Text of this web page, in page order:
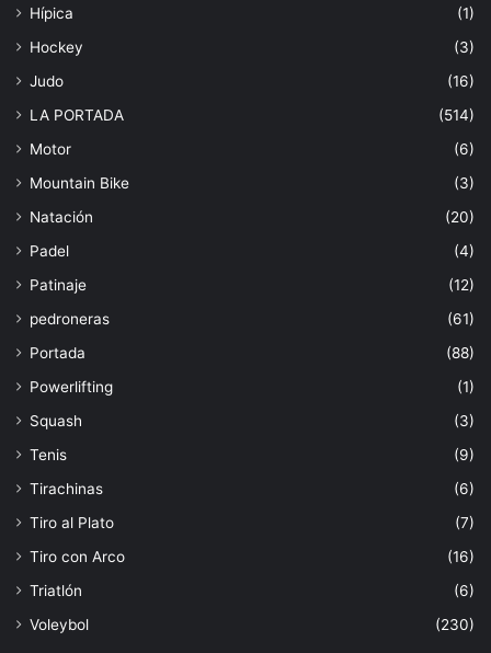
Hípica
(1)
Hockey
(3)
Judo
(16)
LA PORTADA
(514)
Motor
(6)
Mountain Bike
(3)
Natación
(20)
Padel
(4)
Patinaje
(12)
pedroneras
(61)
Portada
(88)
Powerlifting
(1)
Squash
(3)
Tenis
(9)
Tirachinas
(6)
Tiro al Plato
(7)
Tiro con Arco
(16)
Triatlón
(6)
Voleybol
(230)